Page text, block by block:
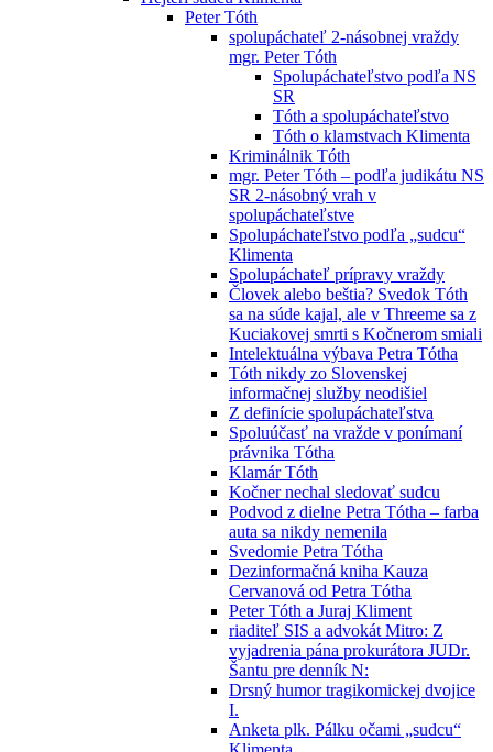
Peter Tóth
spolupáchateľ 2-násobnej vraždy
mgr. Peter Tóth
Spolupáchateľstvo podľa NS
SR
Tóth a spolupáchateľstvo
Tóth o klamstvach Klimenta
Kriminálnik Tóth
mgr. Peter Tóth – podľa judikátu NS
SR 2-násobný vrah v
spolupáchateľstve
Spolupáchateľstvo podľa „sudcu“
Klimenta
Spolupáchateľ prípravy vraždy
Človek alebo beštia? Svedok Tóth
sa na súde kajal, ale v Threeme sa z
Kuciakovej smrti s Kočnerom smiali
Intelektuálna výbava Petra Tótha
Tóth nikdy zo Slovenskej
informačnej služby neodišiel
Z definície spolupáchateľstva
Spoluúčasť na vražde v ponímaní
právnika Tótha
Klamár Tóth
Kočner nechal sledovať sudcu
Podvod z dielne Petra Tótha – farba
auta sa nikdy nemenila
Svedomie Petra Tótha
Dezinformačná kniha Kauza
Cervanová od Petra Tótha
Peter Tóth a Juraj Kliment
riaditeľ SIS a advokát Mitro: Z
vyjadrenia pána prokurátora JUDr.
Šantu pre denník N:
Drsný humor tragikomickej dvojice
I.
Anketa plk. Pálku očami „sudcu“